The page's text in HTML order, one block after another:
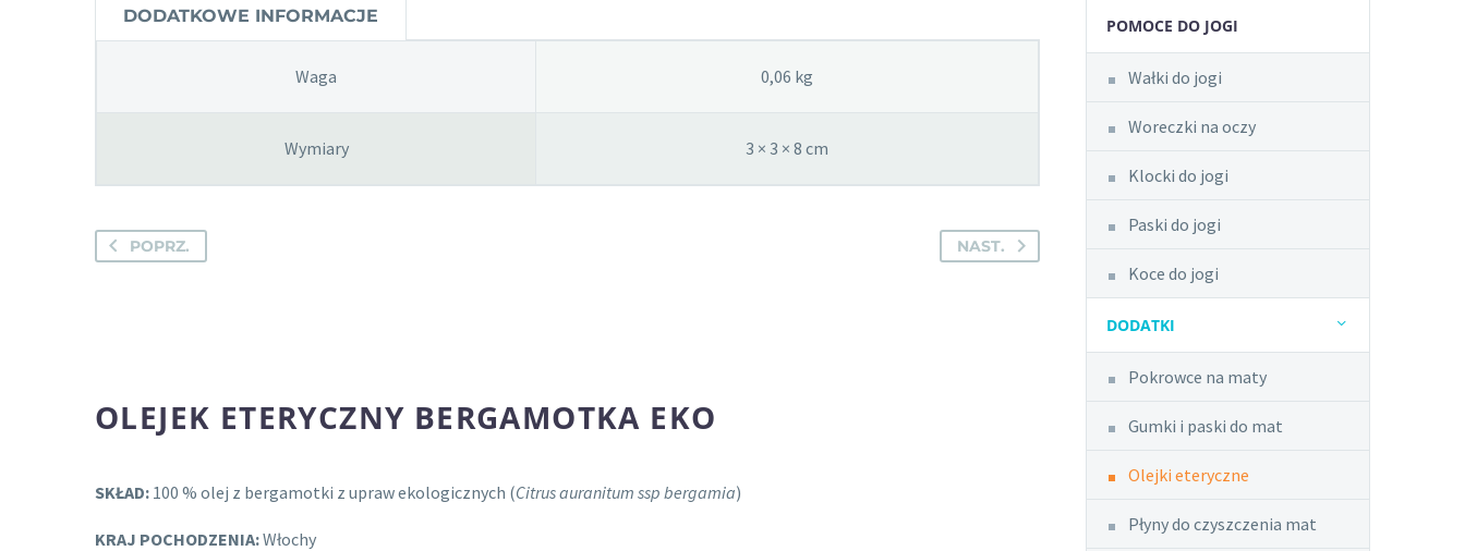
DODATKOWE INFORMACJE
Waga 0,06 kg
Wymiary 3 × 3 × 8 cm
POPRZ. NAST.
OLEJEK ETERYCZNY BERGAMOTKA EKO
SKŁAD: 100 % olej z bergamotki z upraw ekologicznych (Citrus auranitum ssp bergamia)
KRAJ POCHODZENIA:Włochy
POMOCE DO JOGI
Wałki do jogi
Woreczki na oczy
Klocki do jogi
Paski do jogi
Koce do jogi
DODATKI
Pokrowce na maty
Gumki i paski do mat
Olejki eteryczne
Płyny do czyszczenia mat